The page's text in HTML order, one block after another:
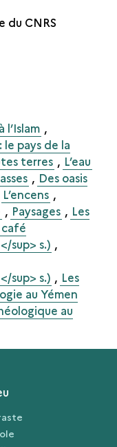
du CNRS
l’Islam ,
le pays de la
terres , L’eau
, Des oasis
L’encens ,
, Paysages , Les
café
sup> s.) ,
sup> s.) , Les
au Yémen
au